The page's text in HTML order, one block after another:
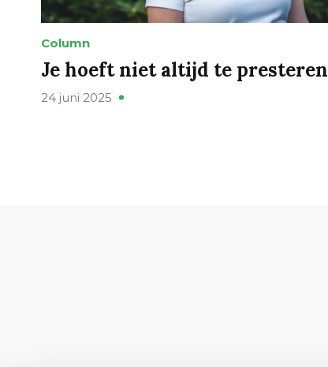
Column
Je hoeft niet altijd te presteren
24 juni 2025